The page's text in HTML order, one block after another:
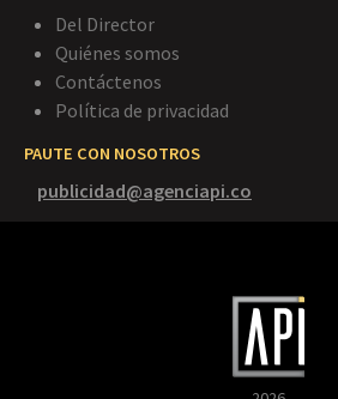
Del Director
Quiénes somos
Contáctenos
Política de privacidad
PAUTE CON NOSOTROS
publicidad@agenciapi.co